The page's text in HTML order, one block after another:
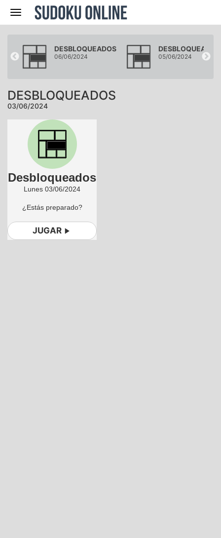
Navegación
DESBLOQUEADOS
06/06/2024
DESBLOQUEADOS
05/06/2024
DESBLOQUEADOS
03/06/2024
Desbloqueados
Lunes 03/06/2024
¿Estás preparado?
JUGAR